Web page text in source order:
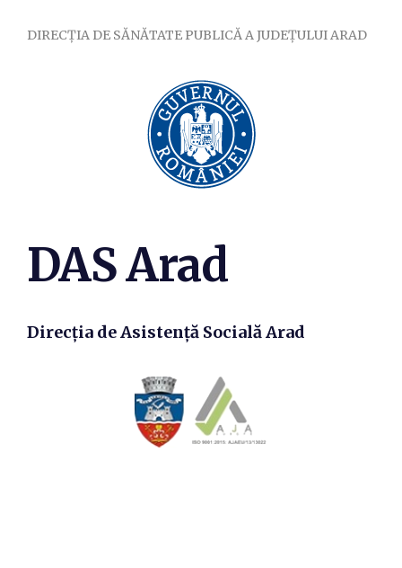
DIRECŢIA DE SĂNĂTATE PUBLICĂ A JUDEŢULUI ARAD
DAS Arad
Direcția de Asistență Socială Arad